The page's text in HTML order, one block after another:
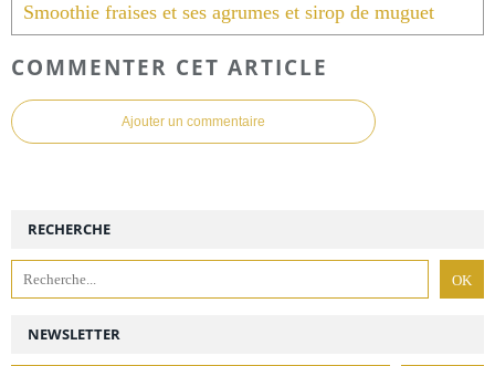
Smoothie fraises et ses agrumes et sirop de muguet
COMMENTER CET ARTICLE
Ajouter un commentaire
NEWSLETTER
RECHERCHE